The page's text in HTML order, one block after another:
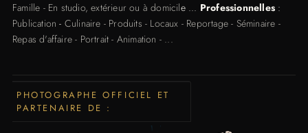
Famille - En studio, extérieur ou à domicile ... Professionnelles :
Publication - Culinaire - Produits - Locaux - Reportage - Séminaire -
Repas d'affaire - Portrait - Animation - ...
PHOTOGRAPHE OFFICIEL ET
PARTENAIRE DE :